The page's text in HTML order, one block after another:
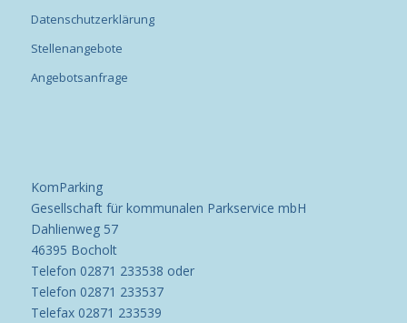
Datenschutzerklärung
Stellenangebote
Angebotsanfrage
KomParking
Gesellschaft für kommunalen Parkservice mbH
Dahlienweg 57
46395 Bocholt
Telefon 02871 233538 oder
Telefon 02871 233537
Telefax 02871 233539